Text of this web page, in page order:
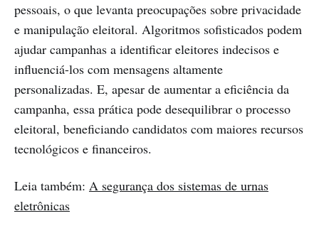
pessoais, o que levanta preocupações sobre privacidade
e manipulação eleitoral. Algoritmos sofisticados podem
ajudar campanhas a identificar eleitores indecisos e
influenciá-los com mensagens altamente
personalizadas. E, apesar de aumentar a eficiência da
campanha, essa prática pode desequilibrar o processo
eleitoral, beneficiando candidatos com maiores recursos
tecnológicos e financeiros.
Leia também: A segurança dos sistemas de urnas
eletrônicas